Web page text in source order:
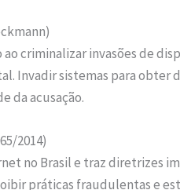
criminalizar invasões de
Invadir sistemas para obter
da acusação.
2014)
no Brasil e traz diretrizes
práticas fraudulentas e